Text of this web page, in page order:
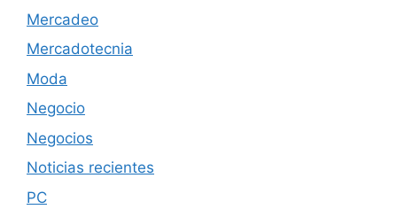
Mercadeo
Mercadotecnia
Moda
Negocio
Negocios
Noticias recientes
PC